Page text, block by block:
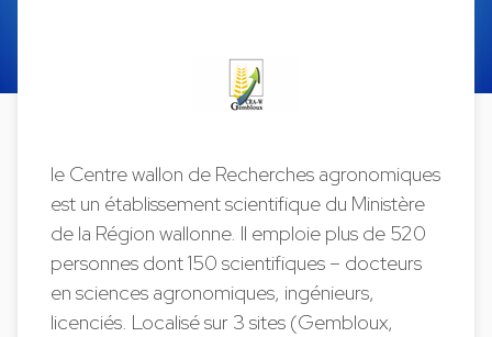
le Centre wallon de Recherches agronomiques
est un établissement scientifique du Ministère
de la Région wallonne. Il emploie plus de 520
personnes dont 150 scientifiques – docteurs
en sciences agronomiques, ingénieurs,
licenciés. Localisé sur 3 sites (Gembloux,